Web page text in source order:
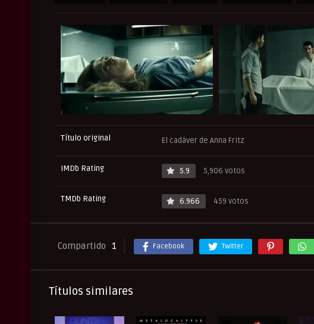
Título original El cadáver de Anna Fritz
IMDb Rating 5.9 5,906 votos
TMDb Rating 6.966 459 votos
Compartido 1 Facebook Twitter
Títulos similares